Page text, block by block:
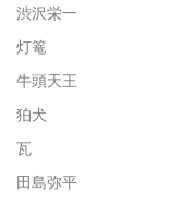
渋沢栄一
灯篭
牛頭天王
狛犬
瓦
田島弥平